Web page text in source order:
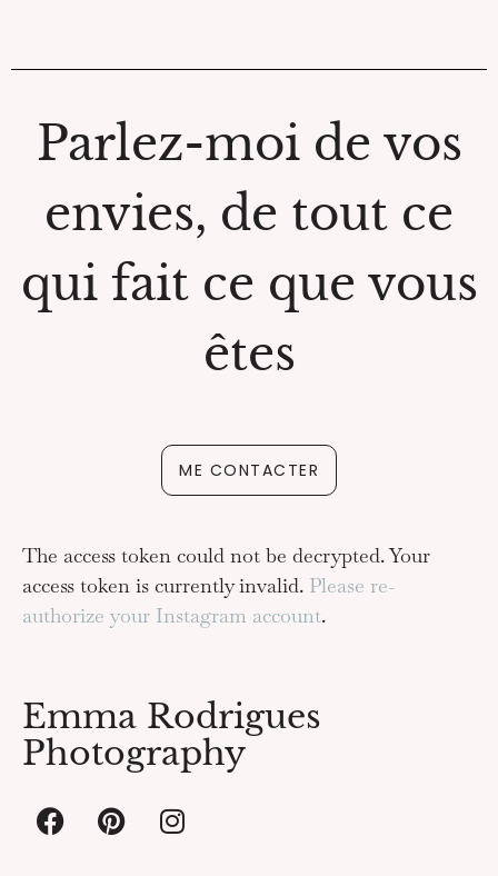
Parlez-moi de vos
envies, de tout ce
qui fait ce que vous
êtes
ME CONTACTER
The access token could not be decrypted. Your
access token is currently invalid. Please re-
authorize your Instagram account.
Emma Rodrigues
Photography